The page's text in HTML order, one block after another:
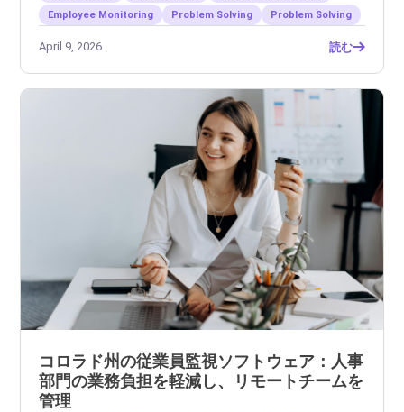
Employee Monitoring
Problem Solving Problem Solving
April 9, 2026 読む
コロラド州の従業員監視ソフトウェア：人事
部門の業務負担を軽減し、リモートチームを
管理